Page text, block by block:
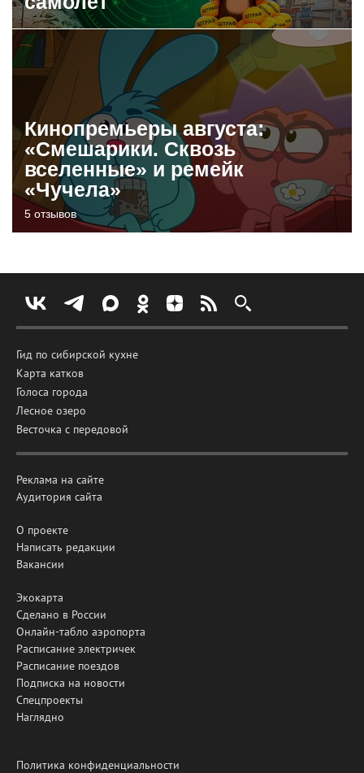
Кинопремьеры августа:
«Смешарики. Сквозь
вселенные» и ремейк
«Чучела»
5 отзывов
Гид по сибирской кухне
Карта катков
Голоса города
Лесное озеро
Весточка с передовой
Реклама на сайте
Аудитория сайта
О проекте
Написать редакции
Вакансии
Экокарта
Сделано в России
Онлайн-табло аэропорта
Расписание электричек
Расписание поездов
Подписка на новости
Спецпроекты
Наглядно
Политика конфиденциальности